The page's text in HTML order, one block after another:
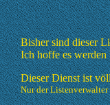
Bisher sind dieser
Ich hoffe es
Dieser Dienst ist
Nur der